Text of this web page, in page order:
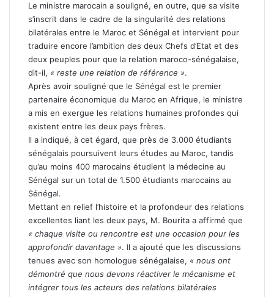
Le ministre marocain a souligné, en outre, que sa visite
s’inscrit dans le cadre de la singularité des relations
bilatérales entre le Maroc et Sénégal et intervient pour
traduire encore l’ambition des deux Chefs d’Etat et des
deux peuples pour que la relation maroco-sénégalaise,
dit-il, « reste une relation de référence ».
Après avoir souligné que le Sénégal est le premier
partenaire économique du Maroc en Afrique, le ministre
a mis en exergue les relations humaines profondes qui
existent entre les deux pays frères.
Il a indiqué, à cet égard, que près de 3.000 étudiants
sénégalais poursuivent leurs études au Maroc, tandis
qu’au moins 400 marocains étudient la médecine au
Sénégal sur un total de 1.500 étudiants marocains au
Sénégal.
Mettant en relief l’histoire et la profondeur des relations
excellentes liant les deux pays, M. Bourita a affirmé que
« chaque visite ou rencontre est une occasion pour les
approfondir davantage ». Il a ajouté que les discussions
tenues avec son homologue sénégalaise, « nous ont
démontré que nous devons réactiver le mécanisme et
intégrer tous les acteurs des relations bilatérales